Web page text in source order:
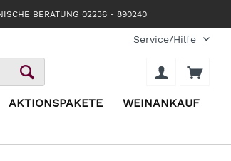
BERATUNG 02236 - 890240
Service/Hilfe
AKTIONSPAKETE WEINANKAUF